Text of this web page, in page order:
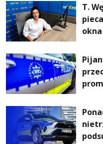
T.